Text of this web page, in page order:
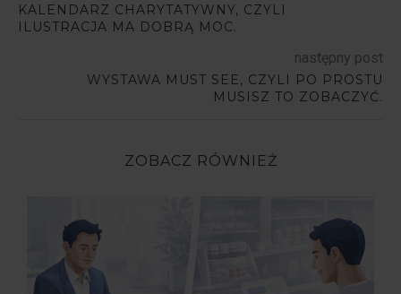
KALENDARZ CHARYTATYWNY, CZYLI
ILUSTRACJA MA DOBRĄ MOC.
następny post
WYSTAWA MUST SEE, CZYLI PO PROSTU
MUSISZ TO ZOBACZYĆ.
ZOBACZ RÓWNIEŻ